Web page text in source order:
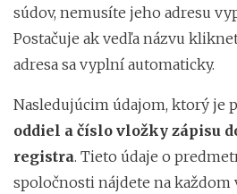
súdov, nemusíte jeho adresu
Postačuje ak vedľa názvu
adresa sa vyplní automaticky.
Nasledujúcim údajom, ktorý je
oddiel a číslo vložky zápisu
registra. Tieto údaje o
spoločnosti nájdete na